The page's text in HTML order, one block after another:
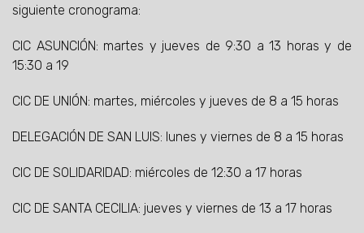
siguiente cronograma:
CIC ASUNCIÓN: martes y jueves de 9:30 a 13 horas y de
15:30 a 19
CIC DE UNIÓN: martes, miércoles y jueves de 8 a 15 horas
DELEGACIÓN DE SAN LUIS: lunes y viernes de 8 a 15 horas
CIC DE SOLIDARIDAD: miércoles de 12:30 a 17 horas
CIC DE SANTA CECILIA: jueves y viernes de 13 a 17 horas